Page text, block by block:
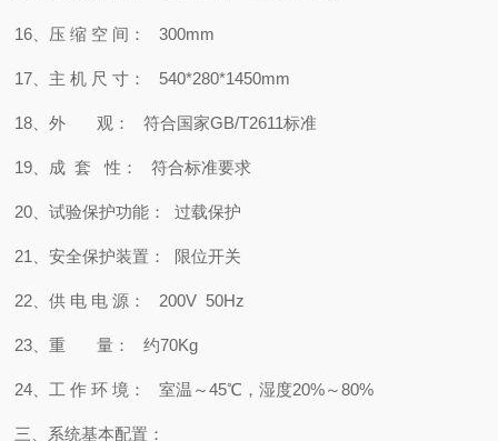
16、压 缩 空 间： 300mm
17、主 机 尺 寸： 540*280*1450mm
18、外 观： 符合国家GB/T2611标准
19、成 套 性： 符合标准要求
20、试验保护功能： 过载保护
21、安全保护装置： 限位开关
22、供 电 电 源： 200V 50Hz
23、重 量： 约70Kg
24、工 作 环 境： 室温～45℃，湿度20%～80%
三、系统基本配置：